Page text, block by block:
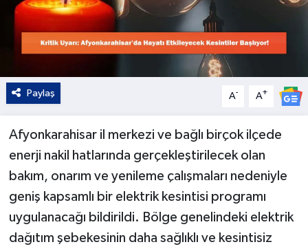
Paylaş A- A+
Afyonkarahisar il merkezi ve bağlı birçok ilçede
enerji nakil hatlarında gerçekleştirilecek olan
bakım, onarım ve yenileme çalışmaları nedeniyle
geniş kapsamlı bir elektrik kesintisi programı
uygulanacağı bildirildi. Bölge genelindeki elektrik
dağıtım şebekesinin daha sağlıklı ve kesintisiz